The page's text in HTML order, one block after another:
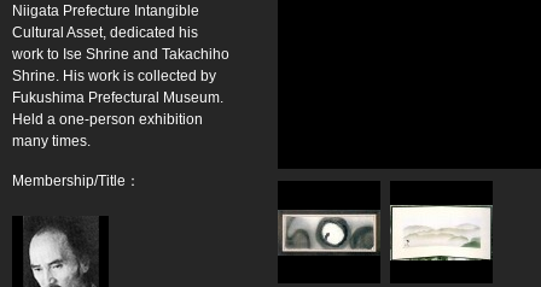
Niigata Prefecture Intangible
Cultural Asset, dedicated his
work to Ise Shrine and Takachiho
Shrine. His work is collected by
Fukushima Prefectural Museum.
Held a one-person exhibition
many times.
Membership/Title：